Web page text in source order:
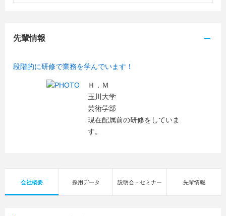
先輩情報
段階的に研修で業務を学んでいます！
Ｈ．Ｍ
玉川大学
芸術学部
現在配属前の研修をしていま
す。
会社概要 採用データ 説明会・セミナー 先輩情報